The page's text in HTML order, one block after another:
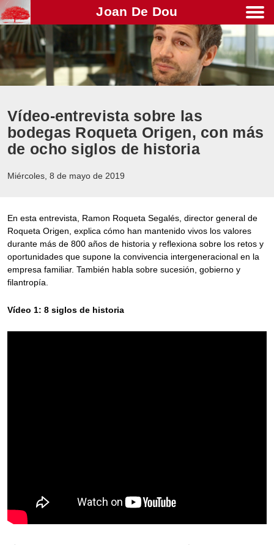
Joan De Dou
Vídeo-entrevista sobre las
bodegas Roqueta Origen, con más
de ocho siglos de historia
Miércoles, 8 de mayo de 2019
En esta entrevista, Ramon Roqueta Segalés, director general de
Roqueta Origen, explica cómo han mantenido vivos los valores
durante más de 800 años de historia y reflexiona sobre los retos y
oportunidades que supone la convivencia intergeneracional en la
empresa familiar. También habla sobre sucesión, gobierno y
filantropía.
Vídeo 1: 8 siglos de historia